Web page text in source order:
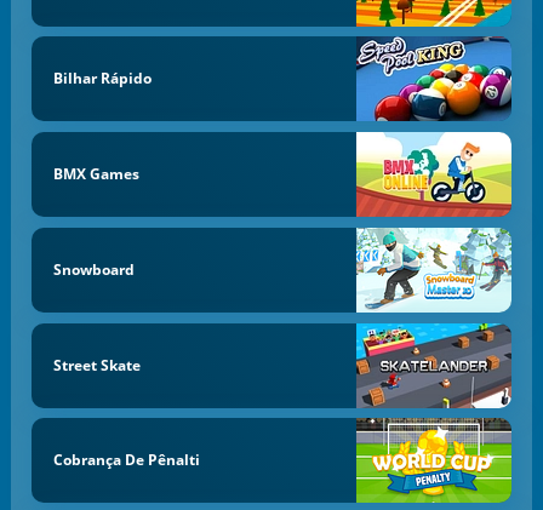
Bilhar Rápido
BMX Games
Snowboard
Street Skate
Cobrança De Pênalti